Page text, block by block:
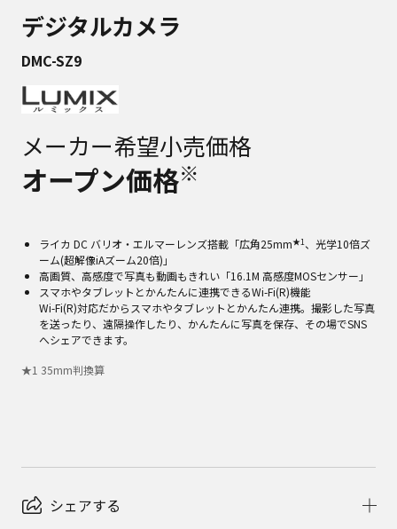
デジタルカメラ
DMC-SZ9
メーカー希望小売価格
オープン価格※
ライカ DC バリオ・エルマーレンズ搭載「広角25mm★1 、光学10倍ズ
ーム(超解像iAズーム20倍)」
高画質、高感度で写真も動画もきれい「16.1M 高感度MOSセンサー」
スマホやタブレットとかんたんに連携できるWi-Fi(R)機能
Wi-Fi(R)対応だからスマホやタブレットとかんたん連携。撮影した写真
を送ったり、遠隔操作したり、かんたんに写真を保存、その場でSNS
へシェアできます。
★1 35mm判換算
シェアする